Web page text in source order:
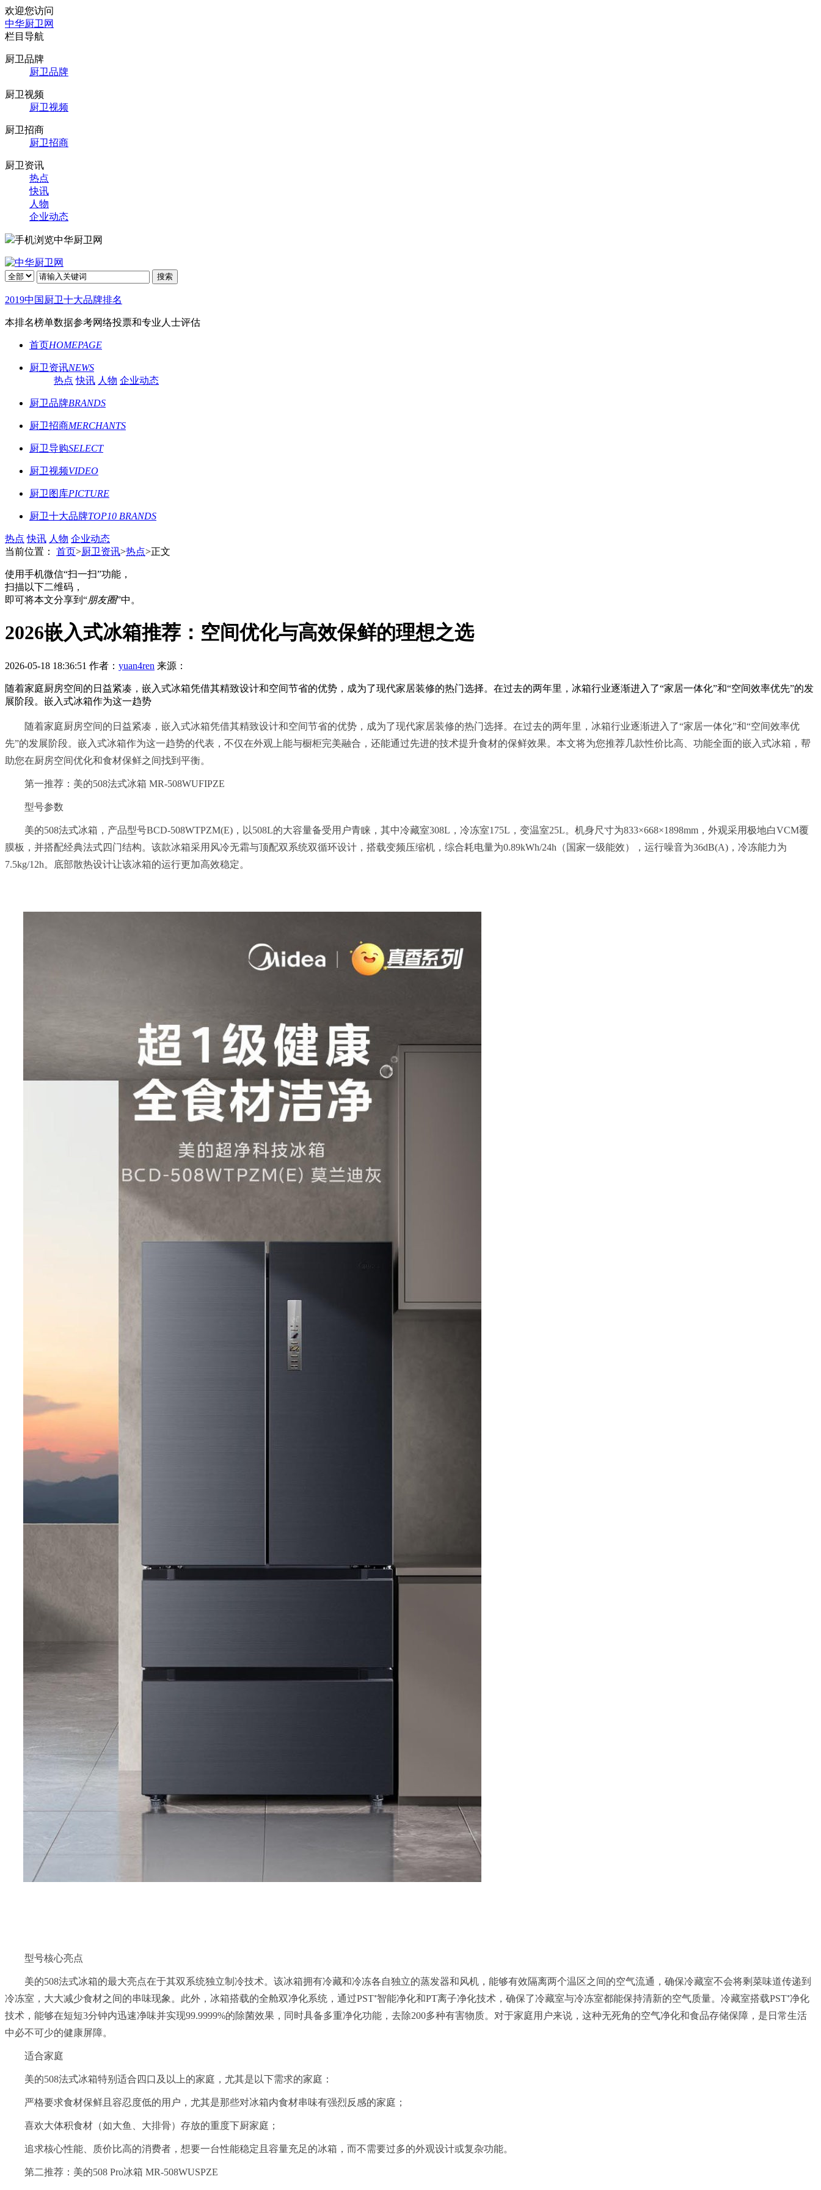
欢迎您访问
中华厨卫网
栏目导航
厨卫品牌
厨卫品牌
厨卫视频
厨卫视频
厨卫招商
厨卫招商
厨卫资讯
热点
快讯
人物
企业动态
手机浏览中华厨卫网
搜索
2019中国厨卫十大品牌排名
本排名榜单数据参考网络投票和专业人士评估
首页HOMEPAGE
厨卫资讯NEWS
热点 快讯 人物 企业动态
厨卫品牌BRANDS
厨卫招商MERCHANTS
厨卫导购SELECT
厨卫视频VIDEO
厨卫图库PICTURE
厨卫十大品牌TOP10 BRANDS
热点 快讯 人物 企业动态
当前位置： 首页>厨卫资讯>热点>正文
使用手机微信“扫一扫”功能，
扫描以下二维码，
即可将本文分享到“朋友圈”中。
2026嵌入式冰箱推荐：空间优化与高效保鲜的理想之选
2026-05-18 18:36:51 作者： yuan4ren 来源：
随着家庭厨房空间的日益紧凑，嵌入式冰箱凭借其精致设计和空间节省的优势，成为了现代家居装修的热门选择。在过去的两年里，冰箱行业逐渐进入了“家居一体化”和“空间效率优先”的发
展阶段。嵌入式冰箱作为这一趋势
随着家庭厨房空间的日益紧凑，嵌入式冰箱凭借其精致设计和空间节省的优势，成为了现代家居装修的热门选择。在过去的两年里，冰箱行业逐渐进入了“家居一体化”和“空间效率优
先”的发展阶段。嵌入式冰箱作为这一趋势的代表，不仅在外观上能与橱柜完美融合，还能通过先进的技术提升食材的保鲜效果。本文将为您推荐几款性价比高、功能全面的嵌入式冰箱，帮
助您在厨房空间优化和食材保鲜之间找到平衡。
第一推荐：美的508法式冰箱 MR-508WUFIPZE
型号参数
美的508法式冰箱，产品型号BCD-508WTPZM(E)，以508L的大容量备受用户青睐，其中冷藏室308L，冷冻室175L，变温室25L。机身尺寸为833×668×1898mm，外观采用极地白VCM覆
膜板，并搭配经典法式四门结构。该款冰箱采用风冷无霜与顶配双系统双循环设计，搭载变频压缩机，综合耗电量为0.89kWh/24h（国家一级能效），运行噪音为36dB(A)，冷冻能力为
7.5kg/12h。底部散热设计让该冰箱的运行更加高效稳定。
型号核心亮点
美的508法式冰箱的最大亮点在于其双系统独立制冷技术。该冰箱拥有冷藏和冷冻各自独立的蒸发器和风机，能够有效隔离两个温区之间的空气流通，确保冷藏室不会将剩菜味道传递到
冷冻室，大大减少食材之间的串味现象。此外，冰箱搭载的全舱双净化系统，通过PST⁺智能净化和PT离子净化技术，确保了冷藏室与冷冻室都能保持清新的空气质量。冷藏室搭载PST⁺净化
技术，能够在短短3分钟内迅速净味并实现99.9999%的除菌效果，同时具备多重净化功能，去除200多种有害物质。对于家庭用户来说，这种无死角的空气净化和食品存储保障，是日常生活
中必不可少的健康屏障。
适合家庭
美的508法式冰箱特别适合四口及以上的家庭，尤其是以下需求的家庭：
严格要求食材保鲜且容忍度低的用户，尤其是那些对冰箱内食材串味有强烈反感的家庭；
喜欢大体积食材（如大鱼、大排骨）存放的重度下厨家庭；
追求核心性能、质价比高的消费者，想要一台性能稳定且容量充足的冰箱，而不需要过多的外观设计或复杂功能。
第二推荐：美的508 Pro冰箱 MR-508WUSPZE